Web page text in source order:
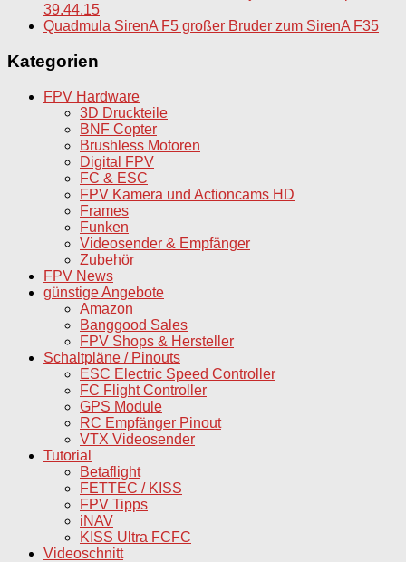
39.44.15
Quadmula SirenA F5 großer Bruder zum SirenA F35
Kategorien
FPV Hardware
3D Druckteile
BNF Copter
Brushless Motoren
Digital FPV
FC & ESC
FPV Kamera und Actioncams HD
Frames
Funken
Videosender & Empfänger
Zubehör
FPV News
günstige Angebote
Amazon
Banggood Sales
FPV Shops & Hersteller
Schaltpläne / Pinouts
ESC Electric Speed Controller
FC Flight Controller
GPS Module
RC Empfänger Pinout
VTX Videosender
Tutorial
Betaflight
FETTEC / KISS
FPV Tipps
iNAV
KISS Ultra FCFC
Videoschnitt